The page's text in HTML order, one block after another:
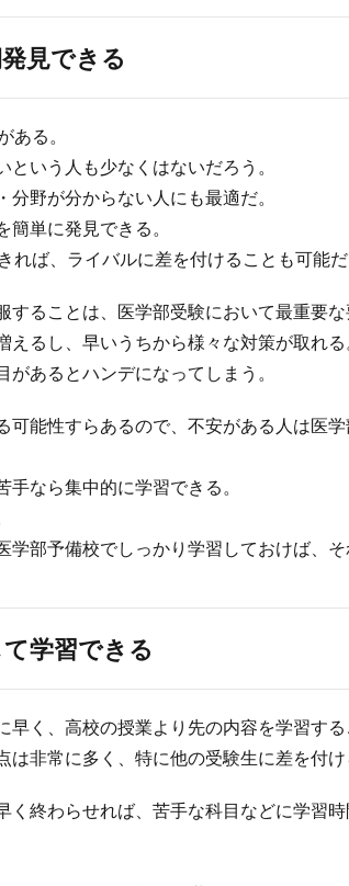
見できる
ある。
いう人も少なくはないだろう。
野が分からない人にも最適だ。
単に発見できる。
ば、ライバルに差を付けることも可能だ
ることは、医学部受験において最重要な
るし、早いうちから様々な対策が取れる
あるとハンデになってしまう。
可能性すらあるので、不安がある人は医
なら集中的に学習できる。
部予備校でしっかり学習しておけば、そ
学習できる
く、高校の授業より先の内容を学習する
非常に多く、特に他の受験生に差を付け
終わらせれば、苦手な科目などに学習時